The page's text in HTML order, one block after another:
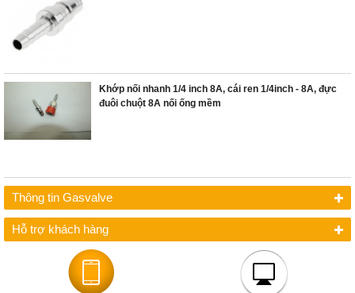
Khớp nối nhanh 1/4 inch 8A, cái ren 1/4inch - 8A, đực
đuôi chuột 8A nối ống mềm
Thông tin Gasvalve
Hỗ trợ khách hàng